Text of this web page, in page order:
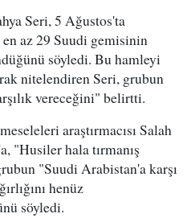
Seri, 5 Ağustos'ta
az 29 Suudi gemisinin
söyledi. Bu hamleyi
nitelendiren Seri, grubun
vereceğini" belirtti.
araştırmacısı Salah
"Husiler hala tırmanış
"Suudi Arabistan'a karşı
henüz
söyledi.